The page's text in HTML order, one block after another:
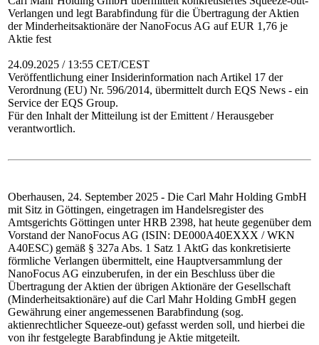
Verlangen und legt Barabfindung für die Übertragung der Aktien
der Minderheitsaktionäre der NanoFocus AG auf EUR 1,76 je
Aktie fest
24.09.2025 / 13:55 CET/CEST
Veröffentlichung einer Insiderinformation nach Artikel 17 der
Verordnung (EU) Nr. 596/2014, übermittelt durch EQS News - ein
Service der EQS Group.
Für den Inhalt der Mitteilung ist der Emittent / Herausgeber
verantwortlich.
Oberhausen, 24. September 2025 - Die Carl Mahr Holding GmbH
mit Sitz in Göttingen, eingetragen im Handelsregister des
Amtsgerichts Göttingen unter HRB 2398, hat heute gegenüber dem
Vorstand der NanoFocus AG (ISIN: DE000A40EXXX / WKN
A40ESC) gemäß § 327a Abs. 1 Satz 1 AktG das konkretisierte
förmliche Verlangen übermittelt, eine Hauptversammlung der
NanoFocus AG einzuberufen, in der ein Beschluss über die
Übertragung der Aktien der übrigen Aktionäre der Gesellschaft
(Minderheitsaktionäre) auf die Carl Mahr Holding GmbH gegen
Gewährung einer angemessenen Barabfindung (sog.
aktienrechtlicher Squeeze-out) gefasst werden soll, und hierbei die
von ihr festgelegte Barabfindung je Aktie mitgeteilt.